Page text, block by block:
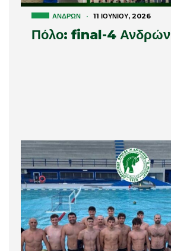
ΑΝΔΡΏΝ · 11 ΙΟΥΝΊΟΥ, 2026
Πόλο: final-4 Ανδρών